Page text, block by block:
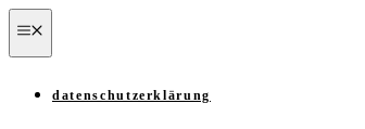
Zum
Inhalt
springen
datenschutzerklärung